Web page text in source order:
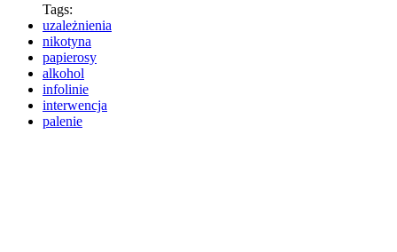
Tags:
uzależnienia
nikotyna
papierosy
alkohol
infolinie
interwencja
palenie